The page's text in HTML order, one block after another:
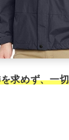
求めず、一